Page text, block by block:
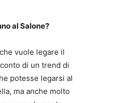
al Salone?
vuole legare il
di un trend di
potesse legarsi al
ma anche molto